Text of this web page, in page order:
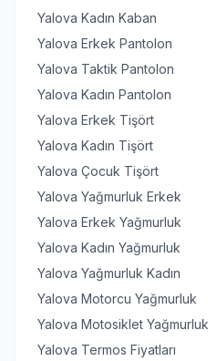
Yalova Kadın Kaban
Yalova Erkek Pantolon
Yalova Taktik Pantolon
Yalova Kadın Pantolon
Yalova Erkek Tişört
Yalova Kadın Tişört
Yalova Çocuk Tişört
Yalova Yağmurluk Erkek
Yalova Erkek Yağmurluk
Yalova Kadın Yağmurluk
Yalova Yağmurluk Kadın
Yalova Motorcu Yağmurluk
Yalova Motosiklet Yağmurluk
Yalova Termos Fiyatları